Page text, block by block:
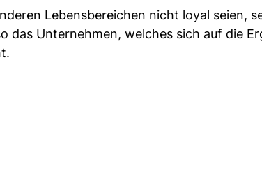
Lebensbereichen nicht loyal seien,
das Unternehmen, welches sich auf die